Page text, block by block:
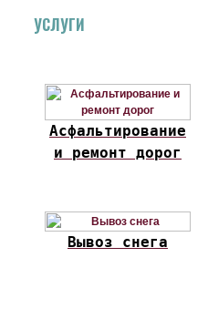
УСЛУГИ
Асфальтирование
и ремонт дорог
Вывоз снега